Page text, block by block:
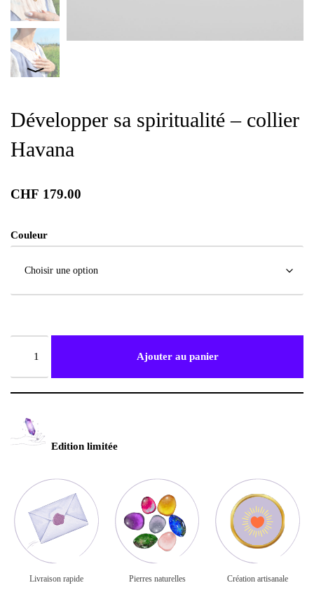
Développer sa spiritualité – collier
Havana
CHF 179.00
Couleur
Ajouter au panier
Edition limitée
Livraison rapide Pierres naturelles Création artisanale